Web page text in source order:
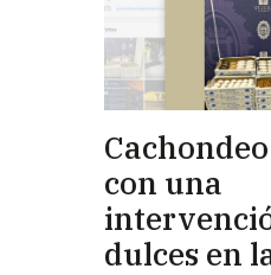
con una
dulces en